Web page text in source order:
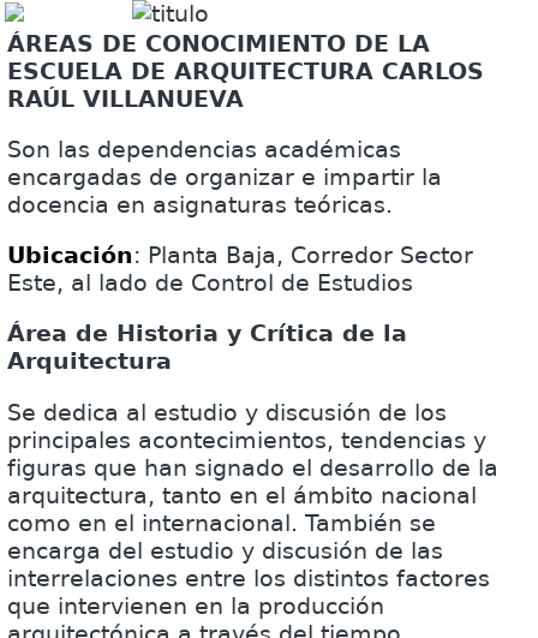
ÁREAS DE CONOCIMIENTO DE LA
ESCUELA DE ARQUITECTURA CARLOS
RAÚL VILLANUEVA
Son las dependencias académicas
encargadas de organizar e impartir la
docencia en asignaturas teóricas.
Ubicación: Planta Baja, Corredor Sector
Este, al lado de Control de Estudios
Área de Historia y Crítica de la
Arquitectura
Se dedica al estudio y discusión de los
principales acontecimientos, tendencias y
figuras que han signado el desarrollo de la
arquitectura, tanto en el ámbito nacional
como en el internacional. También se
encarga del estudio y discusión de las
interrelaciones entre los distintos factores
que intervienen en la producción